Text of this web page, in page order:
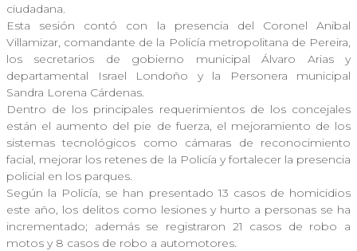
ciudadana.
Esta sesión contó con la presencia del Coronel Anibal
Villamizar, comandante de la Policía metropolitana de Pereira,
los secretarios de gobierno municipal Álvaro Arias y
departamental Israel Londoño y la Personera municipal
Sandra Lorena Cárdenas.
Dentro de los principales requerimientos de los concejales
están el aumento del pie de fuerza, el mejoramiento de los
sistemas tecnológicos como cámaras de reconocimiento
facial, mejorar los retenes de la Policía y fortalecer la presencia
policial en los parques.
Según la Policía, se han presentado 13 casos de homicidios
este año, los delitos como lesiones y hurto a personas se ha
incrementado; además se registraron 21 casos de robo a
motos y 8 casos de robo a automotores.